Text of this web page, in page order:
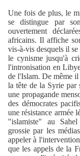
Une fois de plus, le
se distingue par
ouvertement
africains. Il affiche
vis-à-vis desquels il
le cynisme jusqu'à
l'intronisation en
de l'Islam. De même
la tête de la Syrie par
une propagande
des démocrates
une résistance armée
"islamiste" au
grossie par les
appeler à
que les appels de la